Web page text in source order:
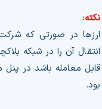
نکته:
ارزها در صورتی که
انتقال آن را در شبکه
قابل معامله باشد در
بود.